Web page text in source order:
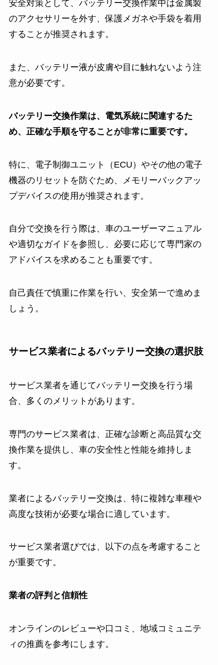
安全対策として、バッテリー交換作業中は金属製
のアクセサリーを外す、保護メガネや手袋を着用
することが推奨されます。
また、バッテリー液が皮膚や目に触れないよう注
意が必要です。
バッテリー交換作業は、電気系統に関連するた
め、正確な手順を守ることが非常に重要です。
特に、電子制御ユニット（ECU）やその他の電子
機器のリセットを防ぐため、メモリーバックアッ
プデバイスの使用が推奨されます。
自分で交換を行う際は、車のユーザーマニュアル
や適切なガイドを参照し、必要に応じて専門家の
アドバイスを求めることも重要です。
自己責任で慎重に作業を行い、安全第一で進めま
しょう。
サービス業者によるバッテリー交換の選択肢
サービス業者を通じてバッテリー交換を行う場
合、多くのメリットがあります。
専門のサービス業者は、正確な診断と高品質な交
換作業を提供し、車の安全性と性能を維持しま
す。
業者によるバッテリー交換は、特に複雑な車種や
高度な技術が必要な場合に適しています。
サービス業者選びでは、以下の点を考慮すること
が重要です。
業者の評判と信頼性
オンラインのレビューや口コミ、地域コミュニテ
ィの推薦を参考にします。